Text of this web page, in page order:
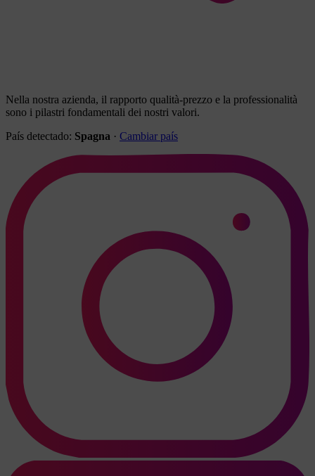
Nella nostra azienda, il rapporto qualità-prezzo e la professionalità
sono i pilastri fondamentali dei nostri valori.
País detectado: Spagna · Cambiar país